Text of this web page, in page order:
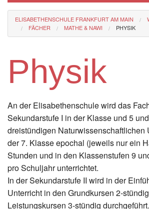
Eli-Portal
MINT-Angebot
Förderverein
ELISABETHENSCHULE FRANKFURT AM MAIN
FÄCHER
MATHE & NAWI PHYSIK
Physik
An der Elisabethenschule wird das
Sekundarstufe I in der Klasse und 5
dreistündigen Naturwissenschaftlichen
der 7. Klasse epochal (jeweils nur ein
Stunden und in den Klassenstufen 9
pro Schuljahr unterrichtet.
In der Sekundarstufe II wird in der
Unterricht in den Grundkursen 2-
Leistungskursen 3-stündig